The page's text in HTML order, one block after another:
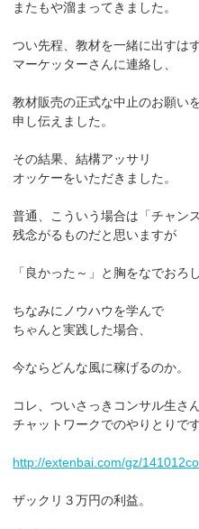
またもや溜まってきました。
つい先程、教材を一緒に出すは
マーケッターさんに連絡し、
教材販売の正式な中止のお願い
申し伝えました。
その結果、結構アッサリ
オッケーをいただきました。
普通、こういう場合は「チャン
残念がるものだと思いますが
「良かった～」と胸をなでおろ
ちなみにノウハウを学んで
ちゃんと実践した場合、
今ならどんな風に稼げるのか。
コレ、ついさっきコンサル生さ
チャットワークでのやりとりです
http://extenbai.com/gz/
ザックリ３万円の利益。